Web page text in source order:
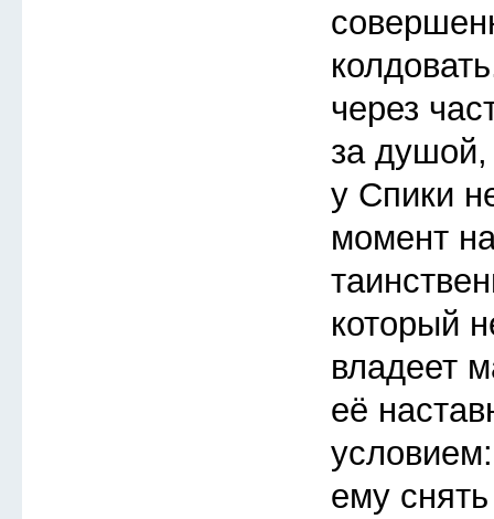
через
за душой,
у Спики
момент
который
владеет
её
ему